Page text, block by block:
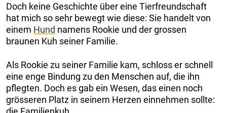
Doch keine Geschichte über eine Tierfreundschaft
hat mich so sehr bewegt wie diese: Sie handelt von
einem Hund namens Rookie und der grossen
braunen Kuh seiner Familie.
Als Rookie zu seiner Familie kam, schloss er schnell
eine enge Bindung zu den Menschen auf, die ihn
pflegten. Doch es gab ein Wesen, das einen noch
grösseren Platz in seinem Herzen einnehmen sollte: